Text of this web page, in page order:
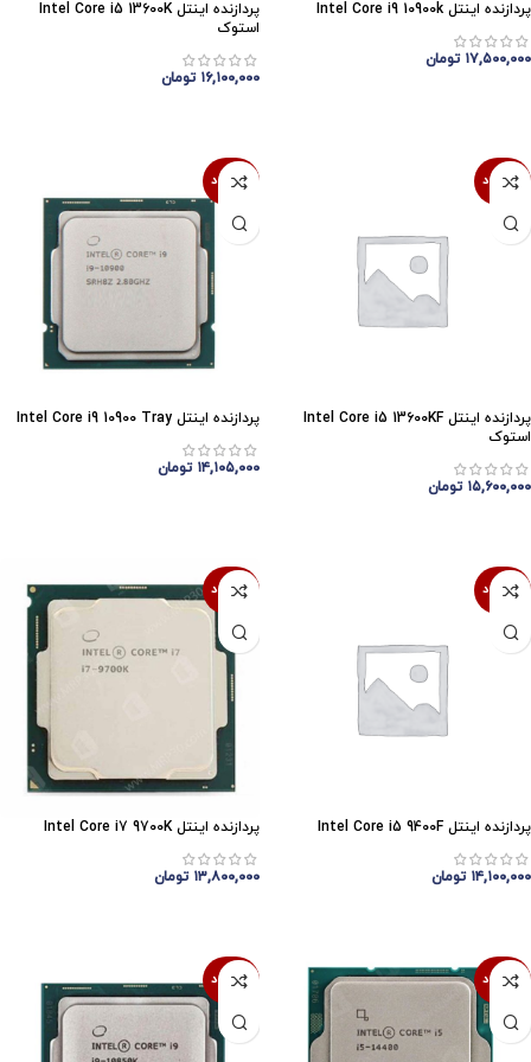
پردازنده اینتل Intel Core i9 10900k
۱۷,۵۰۰,۰۰۰ تومان
پردازنده اینتل Intel Core i5 13600K
استوک
۱۶,۱۰۰,۰۰۰ تومان
ناموجود
پردازنده اینتل Intel Core i5 13600KF
استوک
۱۵,۶۰۰,۰۰۰ تومان
ناموجود
پردازنده اینتل Intel Core i9 10900 Tray
۱۴,۱۰۵,۰۰۰ تومان
ناموجود
پردازنده اینتل Intel Core i5 9400F
۱۴,۱۰۰,۰۰۰ تومان
ناموجود
پردازنده اینتل Intel Core i7 9700K
۱۳,۸۰۰,۰۰۰ تومان
ناموجود ناموجود